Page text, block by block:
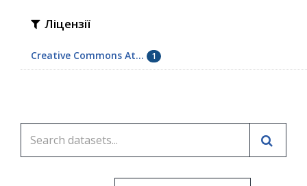
Ліцензії
Creative Commons At... 1